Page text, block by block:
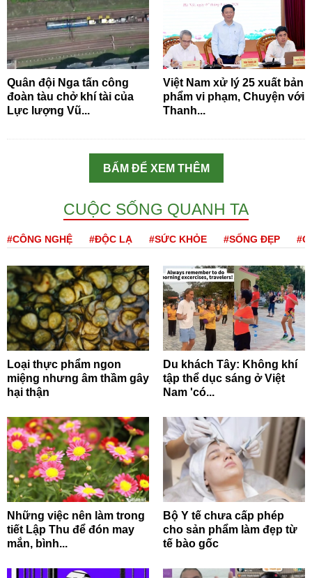
Quân đội Nga tấn công
đoàn tàu chở khí tài của
Lực lượng Vũ...
Việt Nam xử lý 25 xuất bản
phẩm vi phạm, Chuyện với
Thanh...
BẤM ĐỂ XEM THÊM
CUỘC SỐNG QUANH TA
#CÔNG NGHỆ #ĐỘC LẠ #SỨC KHỎE #SỐNG ĐẸP
Loại thực phẩm ngon
miệng nhưng âm thầm gây
hại thận
Du khách Tây: Không khí
tập thể dục sáng ở Việt
Nam 'có...
Những việc nên làm trong
tiết Lập Thu để đón may
mắn, bình...
Bộ Y tế chưa cấp phép
cho sản phẩm làm đẹp từ
tế bào gốc